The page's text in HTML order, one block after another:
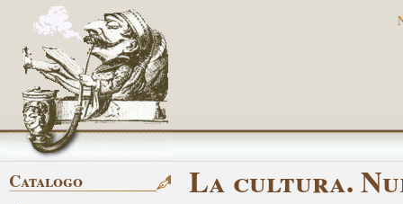
La cultura.
Catalogo